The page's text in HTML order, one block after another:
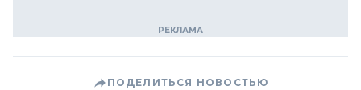
ПОДЕЛИТЬСЯ НОВОСТЬЮ